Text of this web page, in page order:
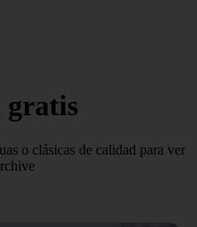
gratis
o clásicas de calidad para ver